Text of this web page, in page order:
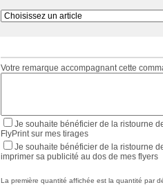
Votre remarque accompagnant cette
Je souhaite bénéficier de la ristourne
FlyPrint sur mes tirages
Je souhaite bénéficier de la ristourne
imprimer sa publicité au dos de mes flyers
La première quantité affichée est la quantité par